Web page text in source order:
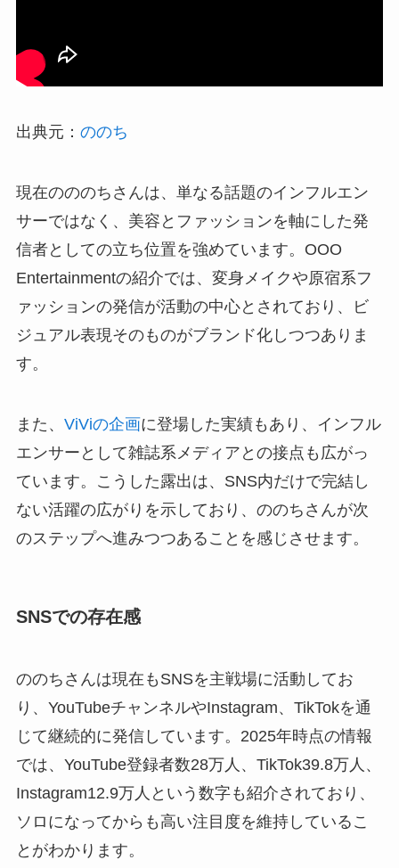
出典元： ののち
現在のののちさんは、単なる話題のインフルエン
サーではなく、美容とファッションを軸にした発
信者としての立ち位置を強めています。OOO
Entertainmentの紹介では、変身メイクや原宿系フ
ァッションの発信が活動の中心とされており、ビ
ジュアル表現そのものがブランド化しつつありま
す。
また、 ViViの企画に登場した実績もあり、インフル
エンサーとして雑誌系メディアとの接点も広がっ
ています。こうした露出は、SNS内だけで完結し
ない活躍の広がりを示しており、ののちさんが次
のステップへ進みつつあることを感じさせます。
SNSでの存在感
ののちさんは現在もSNSを主戦場に活動してお
り、YouTubeチャンネルやInstagram、TikTokを通
じて継続的に発信しています。2025年時点の情報
では、YouTube登録者数28万人、TikTok39.8万人、
Instagram12.9万人という数字も紹介されており、
ソロになってからも高い注目度を維持しているこ
とがわかります。